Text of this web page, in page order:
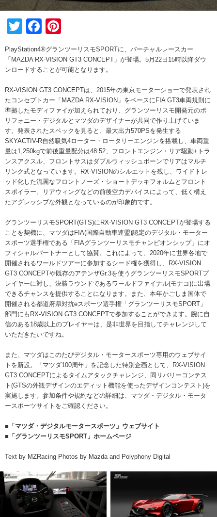
TwitterFacebook
PlayStation4®グランツーリスモSPORTに、バーチャルレースカー
「MAZDA RX-VISION GT3 CONCEPT」が登場。5月22日15時以降ダウ
ンロードすることが可能となります。
RX-VISION GT3 CONCEPTは、2015年の東京モーターショーで発表され
たコンセプトカー「MAZDA RX-VISION」をベースにFIA GT3車両規則に
準拠したモディファイが加えられており、グランツーリスモ開発元のポ
リフォニー・デジタルとマツダのデザイナーが共同で作り上げていま
す。発表されたスペックを見ると、最大出力570PSを発生する
SKYACTIV-R自然吸気4ローター・ロータリーエンジンを搭載し、車両重
量は1,250kgで前後重量配分は48:52、フロントエンジン・リア駆動+トラ
ンスアクスル、フロントサスはダブルウィッシュボーンでリアはマルチ
リンク式となっています。RX-VISIONのシルエットを残し、ワイドトレ
ッド化した流麗なフロントノーズ・ショートデッキフォルムとフロント
スポイラー、リアウィングなどの前後空力デバイスによって、低く構え
たアグレッシブな外観となっているのが印象的です。
グランツーリスモSPORT(GTS)にRX-VISION GT3 CONCEPTが登場する
ことを契機に、マツダはFIA(国際自動車連盟)認定のデジタル・モーター
スポーツ選手権である「FIAグランツーリスモチャンピオンシップ」にオ
フィシャルパートナーとして協賛。これによって、2020年に世界各地で
開催されるワールドツアーに参加するシード権を獲得し、RX-VISION
GT3 CONCEPTや既存のアテンザGr.3を使うグランツーリスモSPORTプ
レイヤーに対し、決勝ラウンドであるワールドファイナル(モナコ)に出場
できるチャンスを提供することになります。また、本年かごしま国体で
開催される都道府県対抗eスポーツ選手権「グランツーリスモSPORT」
部門にもRX-VISION GT3 CONCEPTで参加することができます。腕に自
信のある18歳以上のプレイヤーは、是非世界を目指してチャレンジして
いただきたいですね。
また、マツダはこのたびデジタル・モータースポーツ専用のウェブサイ
トを新設。「マツダ100周年」を記念した特別企画として、RX-VISION
GT3 CONCEPTによるタイムアタックチャレンジ、同リバリーコンテス
ト(GTSの外観デザインのエディット機能を使ったデザインコンテスト)を
実施します。参加条件や規約などの詳細は、マツダ・デジタル・モータ
ースポーツサイトをご確認ください。
■「マツダ・デジタルモータースポーツ」ウェブサイト
■「グランツーリスモSPORT」ホームページ
Text by MZRacing Photos by Mazda and Polyphony Digital